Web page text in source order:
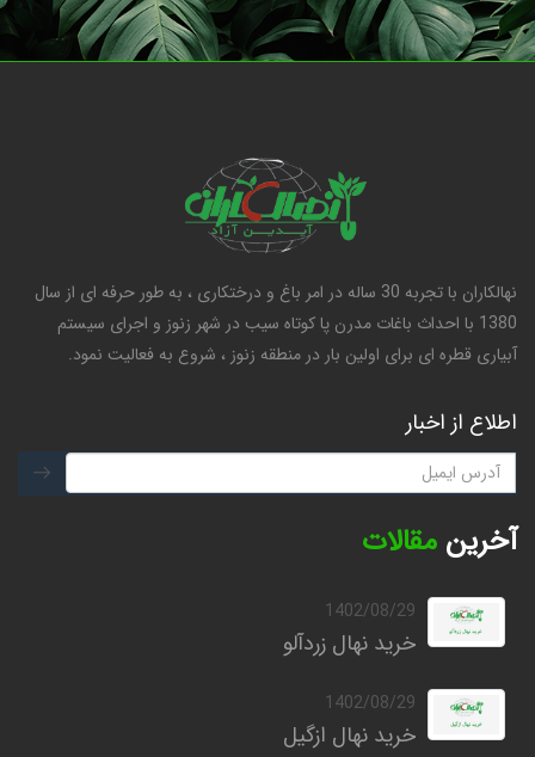
نهالکاران با تجربه 30 ساله در امر باغ و درختکاری ، به طور حرفه ای از سال
1380 با احداث باغات مدرن پا کوتاه سیب در شهر زنوز و اجرای سیستم
آبیاری قطره ای برای اولین بار در منطقه زنوز ، شروع به فعالیت نمود.
اطلاع از اخبار
آخرین مقالات
1402/08/29
خرید نهال زردآلو
1402/08/29
خرید نهال ازگیل